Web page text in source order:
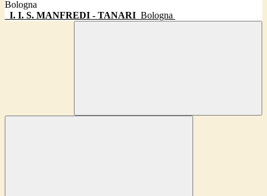
I. I. S. MANFREDI - TANARI Bologna